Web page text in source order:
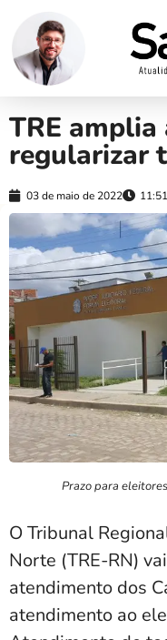
TRE
regularizar
03 de maio de 2022 11:51
Prazo para
O Tribunal
Norte (TRE-RN)
atendimento dos
atendimento ao